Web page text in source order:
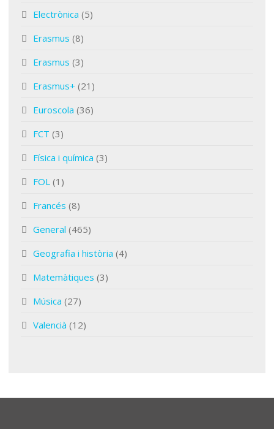
Electrònica (5)
Erasmus (8)
Erasmus (3)
Erasmus+ (21)
Euroscola (36)
FCT (3)
Física i química (3)
FOL (1)
Francés (8)
General (465)
Geografia i història (4)
Matemàtiques (3)
Música (27)
Valencià (12)